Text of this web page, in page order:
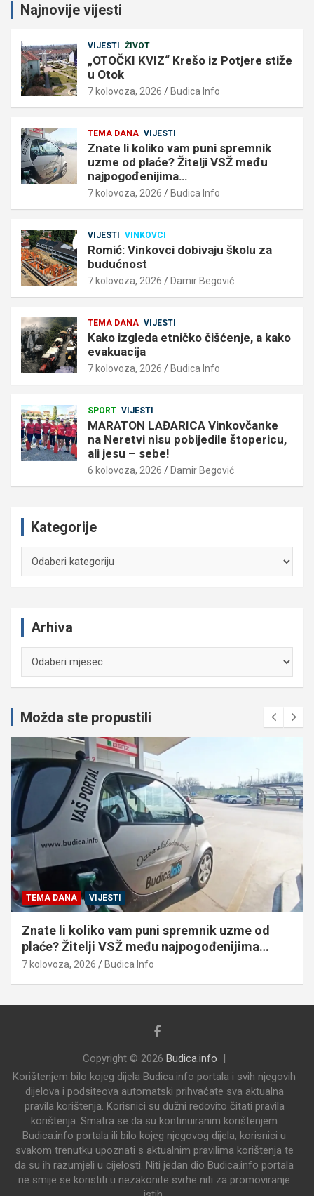
Najnovije vijesti
VIJESTI ŽIVOT
„OTOČKI KVIZ“ Krešo iz Potjere stiže
u Otok
7 kolovoza, 2026 Budica Info
TEMA DANA VIJESTI
Znate li koliko vam puni spremnik
uzme od plaće? Žitelji VSŽ među
najpogođenijima…
7 kolovoza, 2026 Budica Info
VIJESTI VINKOVCI
Romić: Vinkovci dobivaju školu za
budućnost
7 kolovoza, 2026 Damir Begović
TEMA DANA VIJESTI
Kako izgleda etničko čišćenje, a kako
evakuacija
7 kolovoza, 2026 Budica Info
SPORT VIJESTI
MARATON LAĐARICA Vinkovčanke
na Neretvi nisu pobijedile štopericu,
ali jesu – sebe!
6 kolovoza, 2026 Damir Begović
Kategorije
Arhiva
Možda ste propustili
TEMA DANA VIJESTI
Znate li koliko vam puni spremnik uzme od
plaće? Žitelji VSŽ među najpogođenijima…
7 kolovoza, 2026 Budica Info
Copyright © 2026 Budica.info
Korištenjem bilo kojeg dijela Budica.info portala i svih njegovih
dijelova i podsiteova automatski prihvaćate sva aktualna
pravila korištenja. Korisnici su dužni redovito čitati pravila
korištenja. Smatra se da su kontinuiranim korištenjem
Budica.info portala ili bilo kojeg njegovog dijela, korisnici u
svakom trenutku upoznati s aktualnim pravilima korištenja te
da su ih razumjeli u cijelosti. Niti jedan dio Budica.info portala
ne smije se koristiti u nezakonite svrhe niti za promoviranje